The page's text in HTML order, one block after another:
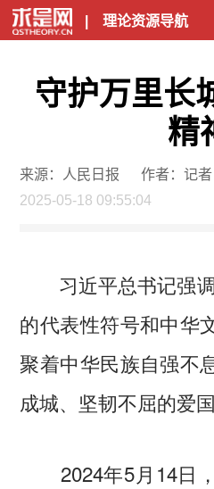
| 理论资源导航
守护万里长
精
来源：人民日报
作者：记
2025-05-18 09:55:04
习近平总书记强调
的代表性符号和中华
聚着中华民族自强不
成城、坚韧不屈的爱
2024年5月14日